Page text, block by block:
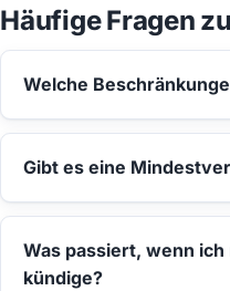
Häufige Fragen
Welche
Gibt es eine
Was passiert, wenn
kündige?